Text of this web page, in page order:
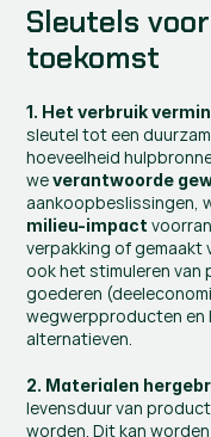
Sleutels
toekomst
1. Het verbruik
sleutel tot een
hoeveelheid
we verantwoorde
aankoopbeslissingen,
milieu-impact
verpakking of gemaakt
ook het stimuleren van
goederen
wegwerpproducten en
alternatieven.
2. Materialen
levensduur van
worden. Dit kan